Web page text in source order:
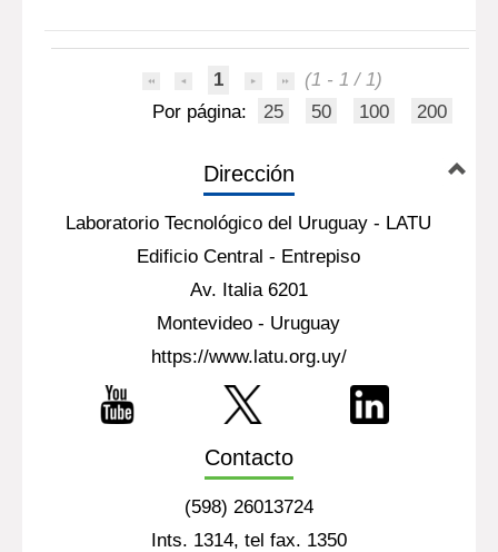
1
(1 - 1 / 1)
Por página:
25 50 100 200
Dirección
Laboratorio Tecnológico del Uruguay - LATU
Edificio Central - Entrepiso
Av. Italia 6201
Montevideo - Uruguay
https://www.latu.org.uy/
Contacto
(598) 26013724
Ints. 1314, tel fax. 1350